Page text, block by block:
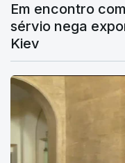
Em encontro
sérvio nega
Kiev